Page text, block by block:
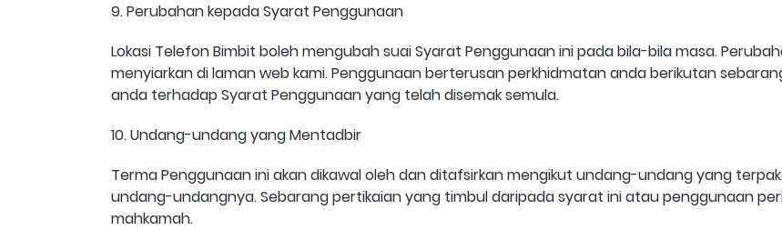
9. Perubahan kepada Syarat Penggunaan
Lokasi Telefon Bimbit boleh mengubah suai Syarat Penggunaan ini pada bila-bila masa.
menyiarkan di laman web kami. Penggunaan berterusan perkhidmatan anda berikutan
anda terhadap Syarat Penggunaan yang telah disemak semula.
10. Undang-undang yang Mentadbir
Terma Penggunaan ini akan dikawal oleh dan ditafsirkan mengikut undang-undang yang
undang-undangnya. Sebarang pertikaian yang timbul daripada syarat ini atau penggunaan
mahkamah.